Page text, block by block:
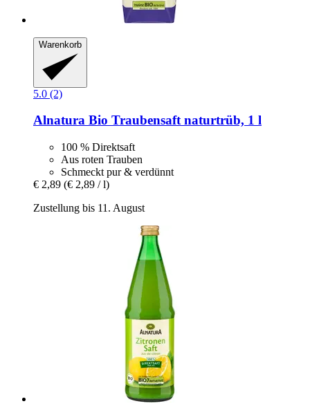
Warenkorb
5.0 (2)
Alnatura Bio Traubensaft naturtrüb, 1 l
100 % Direktsaft
Aus roten Trauben
Schmeckt pur & verdünnt
€ 2,89 (€ 2,89 / l)
Zustellung bis 11. August